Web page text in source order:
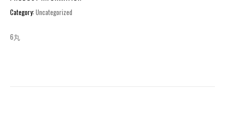
Category:Uncategorized
6丸